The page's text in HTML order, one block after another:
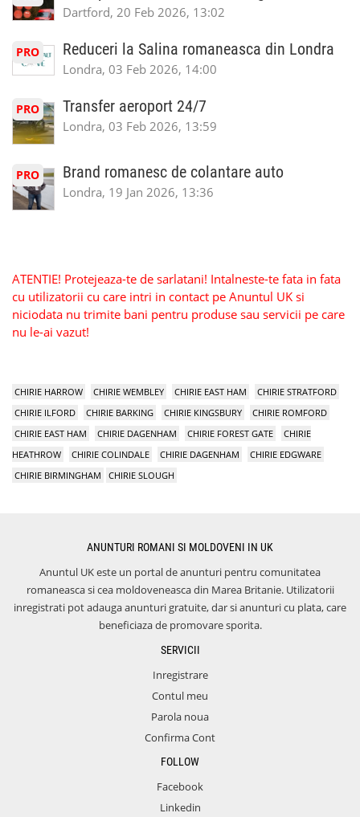
Dartford, 20 Feb 2026, 13:02
PRO Reduceri la Salina romaneasca din Londra
Londra, 03 Feb 2026, 14:00
PRO Transfer aeroport 24/7
Londra, 03 Feb 2026, 13:59
PRO Brand romanesc de colantare auto
Londra, 19 Jan 2026, 13:36
ATENTIE! Protejeaza-te de sarlatani! Intalneste-te fata in fata
cu utilizatorii cu care intri in contact pe Anuntul UK si
niciodata nu trimite bani pentru produse sau servicii pe care
nu le-ai vazut!
CHIRIE HARROW CHIRIE WEMBLEY CHIRIE EAST HAM
CHIRIE STRATFORD
CHIRIE ILFORD
CHIRIE BARKING CHIRIE KINGSBURY
CHIRIE ROMFORD
CHIRIE EAST HAM
CHIRIE DAGENHAM CHIRIE FOREST GATE
CHIRIE
HEATHROW
CHIRIE COLINDALE CHIRIE DAGENHAM
CHIRIE EDGWARE
CHIRIE BIRMINGHAM
CHIRIE SLOUGH
ANUNTURI ROMANI SI MOLDOVENI IN UK
Anuntul UK este un portal de anunturi pentru comunitatea
romaneasca si cea moldoveneasca din Marea Britanie. Utilizatorii
inregistrati pot adauga anunturi gratuite, dar si anunturi cu plata, care
beneficiaza de promovare sporita.
SERVICII
Inregistrare
Contul meu
Parola noua
Confirma Cont
FOLLOW
Facebook
Linkedin